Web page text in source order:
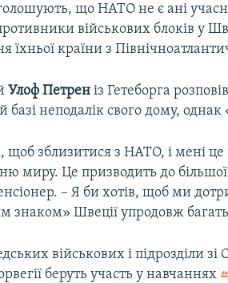
що НАТО не є ані
військових блоків у
їхньої країни з
Улоф Петрен із Гетеборга
базі неподалік свого дому,
щоб зблизитися з НАТО, і мені це
миру. Це призводить до більшої
– Я би хотів, щоб ми
знаком» Швеції упродовж
військових і підрозділи
беруть участь у навчаннях